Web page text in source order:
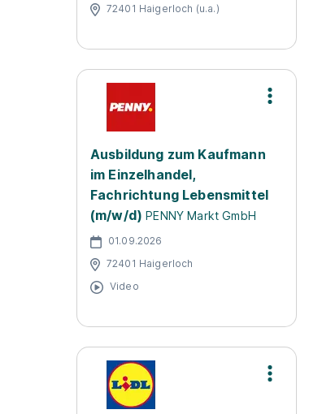
72401 Haigerloch (u.a.)
Ausbildung zum Kaufmann
im Einzelhandel,
Fachrichtung Lebensmittel
(m/w/d) PENNY Markt GmbH
01.09.2026
72401 Haigerloch
Video